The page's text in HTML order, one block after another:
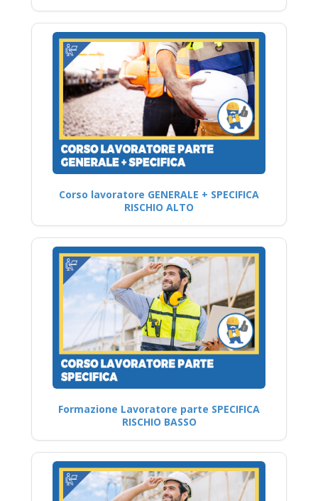
Corso lavoratore GENERALE + SPECIFICA
RISCHIO ALTO
Formazione Lavoratore parte SPECIFICA
RISCHIO BASSO